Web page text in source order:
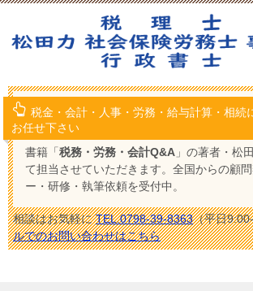
税金・会計・人事・労務・給与計算・相続
お任せ下さい
書籍「税務・労務・会計Q&A 」の著者・松
て担当させていただきます。全国からの顧
ー・研修・執筆依頼を受付中。
相談はお気軽にTEL.0798-39-8363（平日
ルでのお問い合わせはこちら